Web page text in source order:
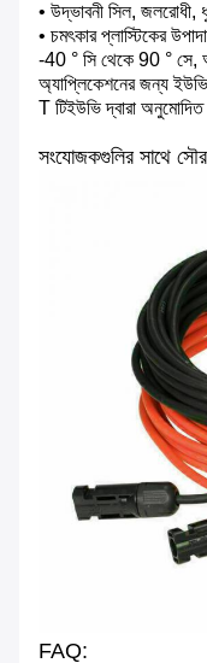
• উদ্ভাবনী সিল,
• চমৎকার প্লাস্টিকের
-40 ° সি থেকে 90 ° সে,
অ্যাপ্লিকেশনের জন্য
T টিইউভি দ্বারা অনুমোদিত
সংযোজকগুলির সাথে
FAQ: